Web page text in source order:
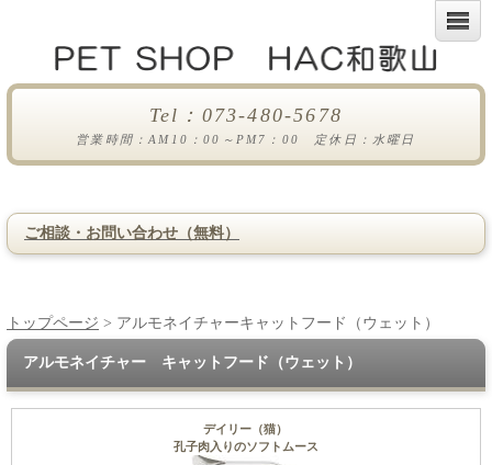
Tel：073-480-5678
営業時間：AM10：00～PM7：00 定休日：水曜日
ご相談・お問い合わせ（無料）
トップページ > アルモネイチャーキャットフード（ウェット）
アルモネイチャー キャットフード（ウェット）
デイリー（猫）
孔子肉入りのソフトムース